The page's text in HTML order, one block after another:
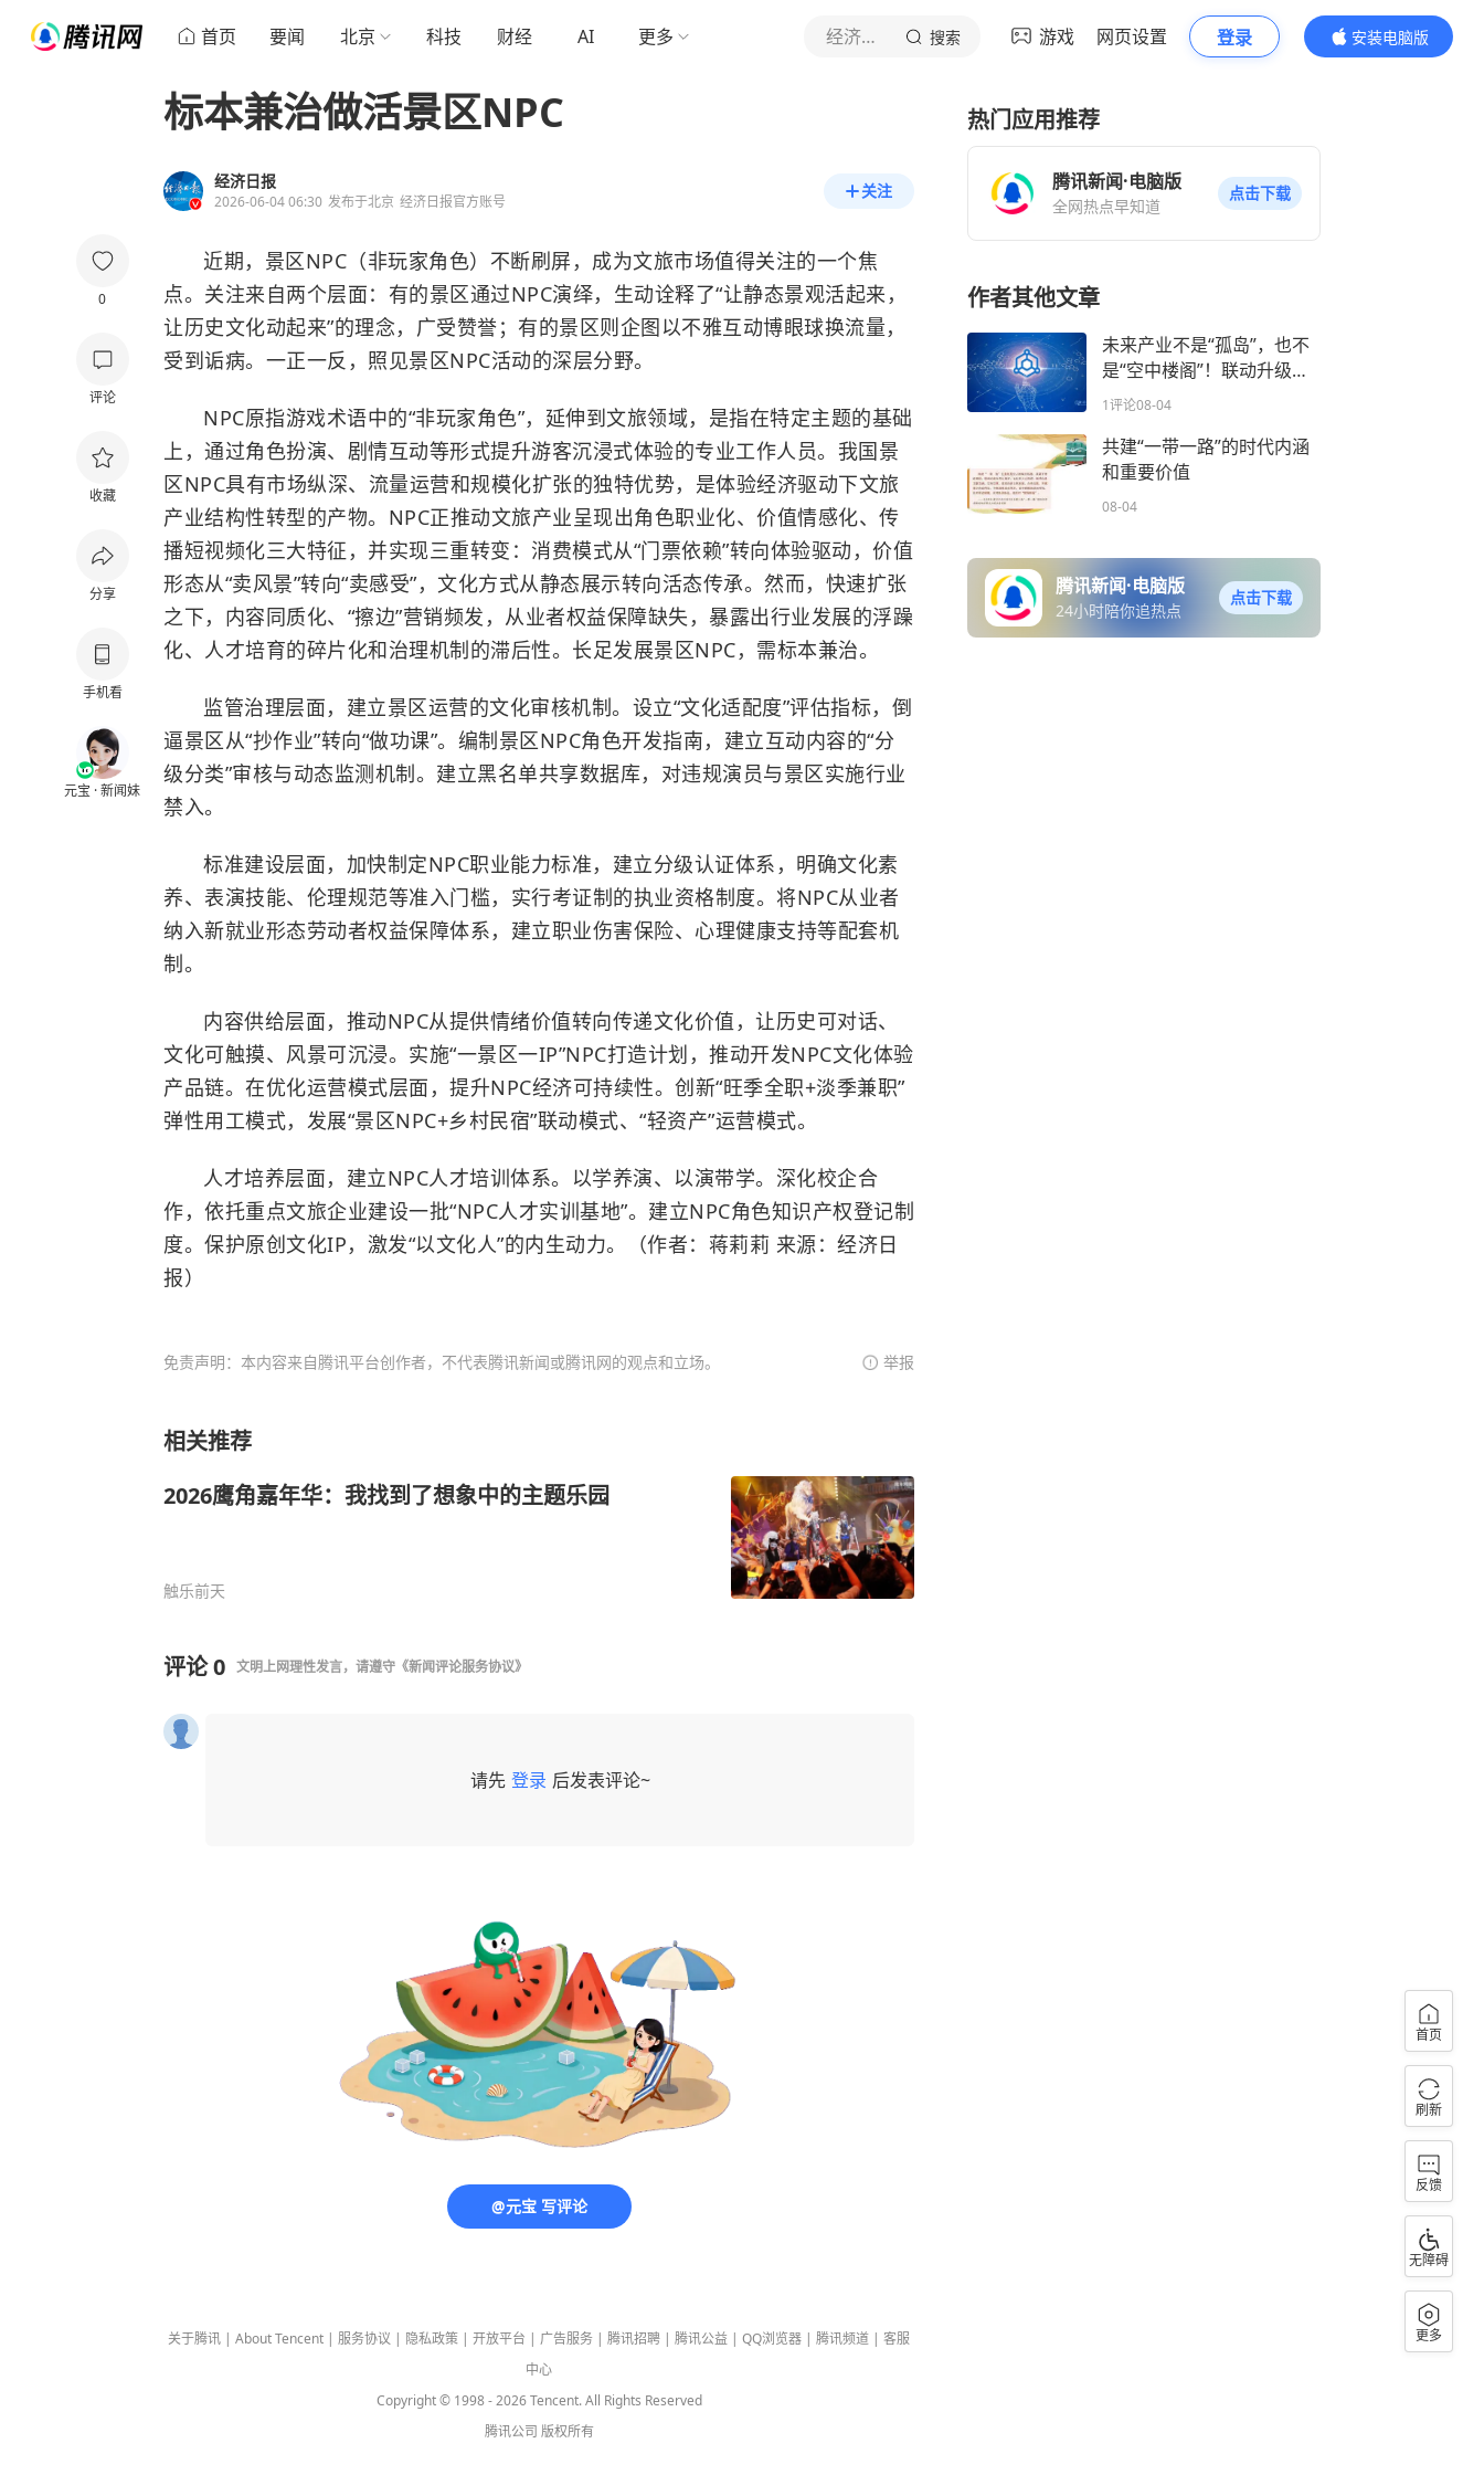
首页 要闻 北京 科技 财经 AI 更多 经济日报 搜索 游戏 网页设置 登录
安装电脑版
内容更精彩
0
评论
收藏
分享
手机看
元宝 · 新闻妹
标本兼治做活景区NPC
经济日报
2026-06-04 06:30 发布于北京 经济日报官方账号
关注
近期，景区NPC（非玩家角色）不断刷屏，成为文旅市场值得关注的一个焦
点。关注来自两个层面：有的景区通过NPC演绎，生动诠释了“让静态景观活起来，
让历史文化动起来”的理念，广受赞誉；有的景区则企图以不雅互动博眼球换流量，
受到诟病。一正一反，照见景区NPC活动的深层分野。
NPC原指游戏术语中的“非玩家角色”，延伸到文旅领域，是指在特定主题的基础
上，通过角色扮演、剧情互动等形式提升游客沉浸式体验的专业工作人员。我国景
区NPC具有市场纵深、流量运营和规模化扩张的独特优势，是体验经济驱动下文旅
产业结构性转型的产物。NPC正推动文旅产业呈现出角色职业化、价值情感化、传
播短视频化三大特征，并实现三重转变：消费模式从“门票依赖”转向体验驱动，价值
形态从“卖风景”转向“卖感受”，文化方式从静态展示转向活态传承。然而，快速扩张
之下，内容同质化、“擦边”营销频发，从业者权益保障缺失，暴露出行业发展的浮躁
化、人才培育的碎片化和治理机制的滞后性。长足发展景区NPC，需标本兼治。
监管治理层面，建立景区运营的文化审核机制。设立“文化适配度”评估指标，倒
逼景区从“抄作业”转向“做功课”。编制景区NPC角色开发指南，建立互动内容的“分
级分类”审核与动态监测机制。建立黑名单共享数据库，对违规演员与景区实施行业
禁入。
标准建设层面，加快制定NPC职业能力标准，建立分级认证体系，明确文化素
养、表演技能、伦理规范等准入门槛，实行考证制的执业资格制度。将NPC从业者
纳入新就业形态劳动者权益保障体系，建立职业伤害保险、心理健康支持等配套机
制。
内容供给层面，推动NPC从提供情绪价值转向传递文化价值，让历史可对话、
文化可触摸、风景可沉浸。实施“一景区一IP”NPC打造计划，推动开发NPC文化体验
产品链。在优化运营模式层面，提升NPC经济可持续性。创新“旺季全职+淡季兼职”
弹性用工模式，发展“景区NPC+乡村民宿”联动模式、“轻资产”运营模式。
人才培养层面，建立NPC人才培训体系。以学养演、以演带学。深化校企合
作，依托重点文旅企业建设一批“NPC人才实训基地”。建立NPC角色知识产权登记制
度。保护原创文化IP，激发“以文化人”的内生动力。（作者：蒋莉莉 来源：经济日
报）
免责声明：本内容来自腾讯平台创作者，不代表腾讯新闻或腾讯网的观点和立场。 举报
相关推荐
2026鹰角嘉年华：我找到了想象中的主题乐园
触乐前天
评论0 文明上网理性发言，请遵守 《新闻评论服务协议》
请先 登录 后发表评论~
@元宝 写评论
关于腾讯 | About Tencent | 服务协议 | 隐私政策 | 开放平台 | 广告服务 | 腾讯招聘 | 腾讯公益 | QQ浏览器 | 腾讯频道 | 客服
中心
Copyright © 1998 -2026Tencent. All Rights Reserved
腾讯公司 版权所有
热门应用推荐
腾讯新闻·电脑版
全网热点早知道
点击下载
作者其他文章
未来产业不是“孤岛”，也不
是“空中楼阁”！联动升级不
能单兵突进
1评论08-04
共建“一带一路”的时代内涵
和重要价值
08-04
腾讯新闻·电脑版
24小时陪你追热点
点击下载
首页
刷新
反馈
无障碍
更多